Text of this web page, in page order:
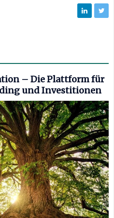
– Die Plattform für
und Investitionen